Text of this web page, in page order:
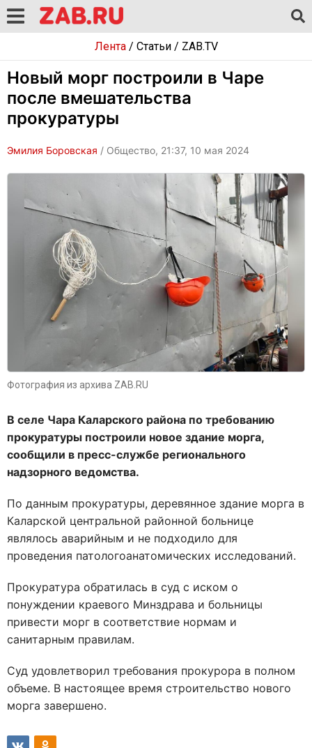
Лента/ Статьи/ ZAB.TV
Новый морг построили в Чаре
после вмешательства
прокуратуры
Эмилия Боровская / Общество, 21:37, 10 мая 2024
Фотография из архива ZAB.RU
В селе Чара Каларского района по требованию
прокуратуры построили новое здание морга,
сообщили в пресс-службе регионального
надзорного ведомства.
По данным прокуратуры, деревянное здание морга в
Каларской центральной районной больнице
являлось аварийным и не подходило для
проведения патологоанатомических исследований.
Прокуратура обратилась в суд с иском о
понуждении краевого Минздрава и больницы
привести морг в соответствие нормам и
санитарным правилам.
Суд удовлетворил требования прокурора в полном
объеме. В настоящее время строительство нового
морга завершено.